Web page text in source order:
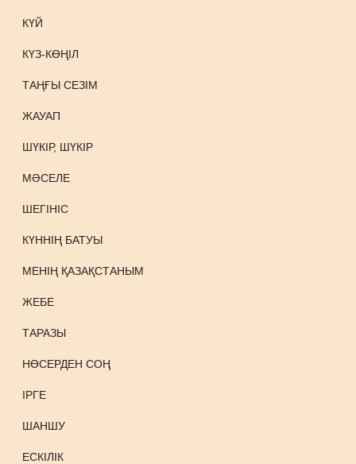
КҮЙ
КҮЗ-КӨҢІЛ
ТАҢҒЫ СЕЗІМ
ЖАУАП
ШҮКІР, ШҮКІР
МӘСЕЛЕ
ШЕГІНІС
КҮННІҢ БАТУЫ
МЕНІҢ ҚАЗАҚСТАНЫМ
ЖЕБЕ
ТАРАЗЫ
НӨСЕРДЕН СОҢ
ІРГЕ
ШАНШУ
ЕСКІЛІК